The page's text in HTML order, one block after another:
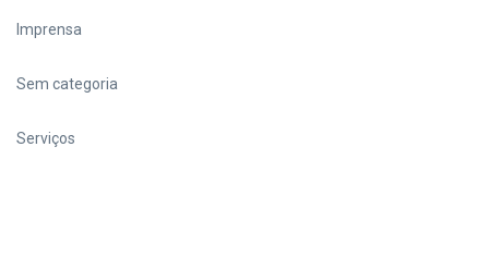
Imprensa
Sem categoria
Serviços